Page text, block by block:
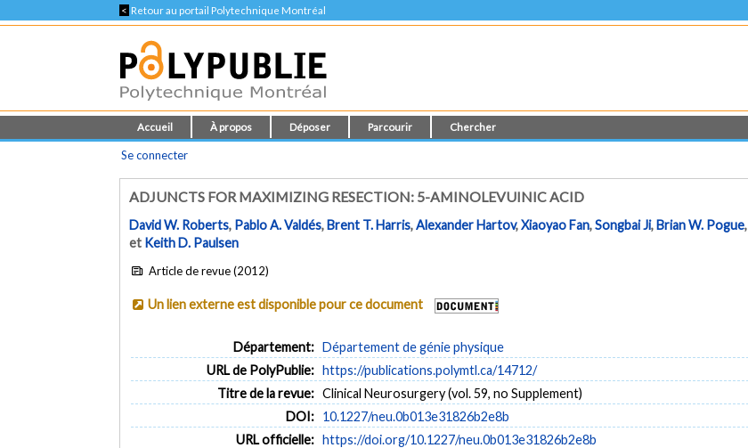
< Retour au portail Polytechnique Montréal
Accueil À propos Déposer Parcourir Chercher
Se connecter
ADJUNCTS FOR MAXIMIZING RESECTION: 5-AMINOLEVUINIC ACID
David W. Roberts, Pablo A. Valdés,Brent T. Harris,Alexander Hartov,Xiaoyao Fan,Songbai Ji,Brian W. Pogue,
et Keith D. Paulsen
Article de revue (2012)
Un lien externe est disponible pour ce document
Département: Département de génie physique
URL de PolyPublie: https://publications.polymtl.ca/14712/
Titre de la revue: Clinical Neurosurgery (vol. 59, no Supplement)
DOI: 10.1227/neu.0b013e31826b2e8b
URL officielle: https://doi.org/10.1227/neu.0b013e31826b2e8b